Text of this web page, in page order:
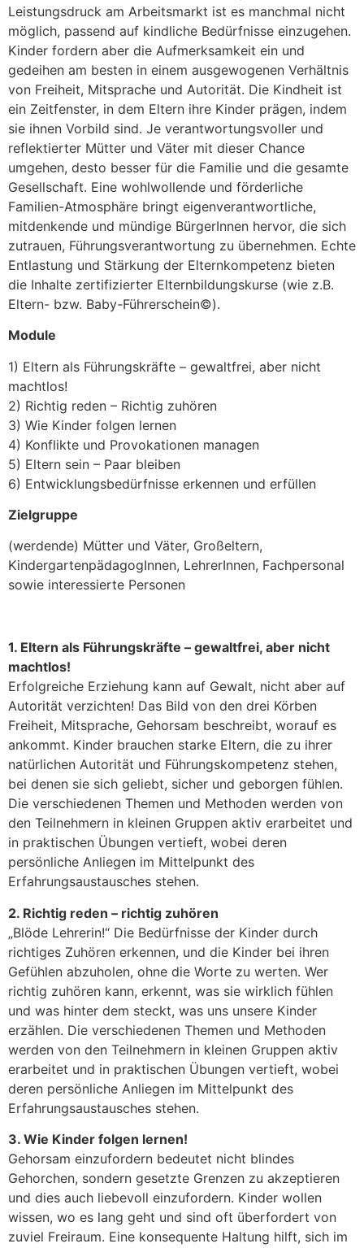
Leistungsdruck am Arbeitsmarkt ist es manchmal nicht
möglich, passend auf kindliche Bedürfnisse einzugehen.
Kinder fordern aber die Aufmerksamkeit ein und
gedeihen am besten in einem ausgewogenen Verhältnis
von Freiheit, Mitsprache und Autorität. Die Kindheit ist
ein Zeitfenster, in dem Eltern ihre Kinder prägen, indem
sie ihnen Vorbild sind. Je verantwortungsvoller und
reflektierter Mütter und Väter mit dieser Chance
umgehen, desto besser für die Familie und die gesamte
Gesellschaft. Eine wohlwollende und förderliche
Familien-Atmosphäre bringt eigenverantwortliche,
mitdenkende und mündige BürgerInnen hervor, die sich
zutrauen, Führungsverantwortung zu übernehmen. Echte
Entlastung und Stärkung der Elternkompetenz bieten
die Inhalte zertifizierter Elternbildungskurse (wie z.B.
Eltern- bzw. Baby-Führerschein©).
Module
1) Eltern als Führungskräfte – gewaltfrei, aber nicht
machtlos!
2) Richtig reden – Richtig zuhören
3) Wie Kinder folgen lernen
4) Konflikte und Provokationen managen
5) Eltern sein – Paar bleiben
6) Entwicklungsbedürfnisse erkennen und erfüllen
Zielgruppe
(werdende) Mütter und Väter, Großeltern,
KindergartenpädagogInnen, LehrerInnen, Fachpersonal
sowie interessierte Personen
1. Eltern als Führungskräfte – gewaltfrei, aber nicht
machtlos!
Erfolgreiche Erziehung kann auf Gewalt, nicht aber auf
Autorität verzichten! Das Bild von den drei Körben
Freiheit, Mitsprache, Gehorsam beschreibt, worauf es
ankommt. Kinder brauchen starke Eltern, die zu ihrer
natürlichen Autorität und Führungskompetenz stehen,
bei denen sie sich geliebt, sicher und geborgen fühlen.
Die verschiedenen Themen und Methoden werden von
den Teilnehmern in kleinen Gruppen aktiv erarbeitet und
in praktischen Übungen vertieft, wobei deren
persönliche Anliegen im Mittelpunkt des
Erfahrungsaustausches stehen.
2. Richtig reden – richtig zuhören
„Blöde Lehrerin!“ Die Bedürfnisse der Kinder durch
richtiges Zuhören erkennen, und die Kinder bei ihren
Gefühlen abzuholen, ohne die Worte zu werten. Wer
richtig zuhören kann, erkennt, was sie wirklich fühlen
und was hinter dem steckt, was uns unsere Kinder
erzählen. Die verschiedenen Themen und Methoden
werden von den Teilnehmern in kleinen Gruppen aktiv
erarbeitet und in praktischen Übungen vertieft, wobei
deren persönliche Anliegen im Mittelpunkt des
Erfahrungsaustausches stehen.
3. Wie Kinder folgen lernen!
Gehorsam einzufordern bedeutet nicht blindes
Gehorchen, sondern gesetzte Grenzen zu akzeptieren
und dies auch liebevoll einzufordern. Kinder wollen
wissen, wo es lang geht und sind oft überfordert von
zuviel Freiraum. Eine konsequente Haltung hilft, sich im